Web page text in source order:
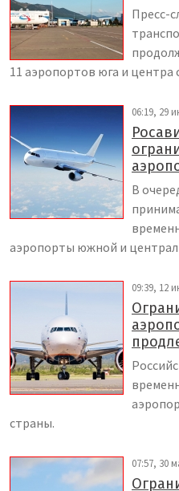
Пресс-
11 аэропортов юга и центра
06:19, 29
В
аэропорты южной и
09:39, 12
страны.
07:57, 30